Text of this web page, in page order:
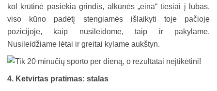
kol krūtinė pasiekia grindis, alkūnės „eina“ tiesiai į lubas,
viso kūno padėtį stengiamės išlaikyti toje pačioje
pozicijoje, kaip nusileidome, taip ir pakylame.
Nusileidžiame lėtai ir greitai kylame aukštyn.
4. Ketvirtas pratimas: stalas